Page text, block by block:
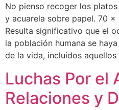
No pienso recoger los
y acuarela sobre papel. 70 x
Resulta significativo que el
la población humana se
de la vida, incluidos
Luchas Por el
Relaciones y